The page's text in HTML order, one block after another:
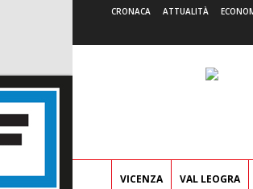
CRONACA ATTUALITÀ
VICENZA VAL LEOGRA